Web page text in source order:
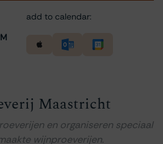
add to calendar:
Maastricht
en organiseren speciaal
wijnproeverijen.